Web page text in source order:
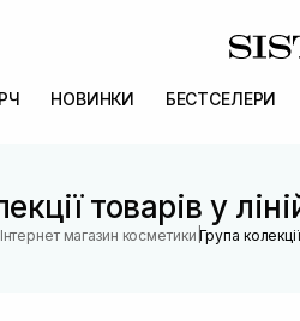
НОВИНКИ БЕСТСЕЛЕРИ
товарів у
Інтернет магазин косметики |Група